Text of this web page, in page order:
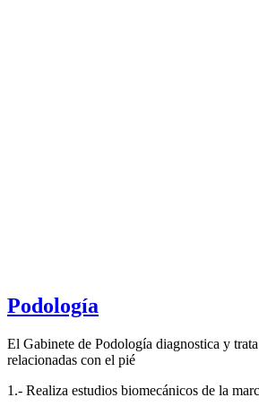
Podología
El Gabinete de Podología diagnostica y
relacionadas con el pié
1.- Realiza estudios biomecánicos de la